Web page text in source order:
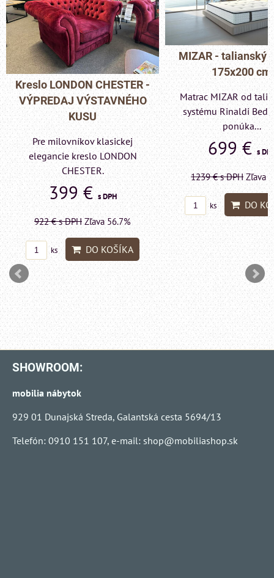
MIZAR - talianský matrac
175x200 cm
Matrac MIZAR od talianskeho
systému Rinaldi Bed System
ponúka...
699 €s DPH
1239 €s DPH Zľava 43.6%
ks DO KOŠÍKA
Pohovka LONDON
- VÝPREDAJ
KUSU
Pre milovníkov
elegancie kreslo a
LONDON
599 €s
1415 €s DPH Zľava
ks DO
SHOWROOM:
mobilia nábytok
929 01 Dunajská Streda, Galantská cesta 5694/13
Telefón: 0910 151 107, e-mail: shop@mobiliashop.sk